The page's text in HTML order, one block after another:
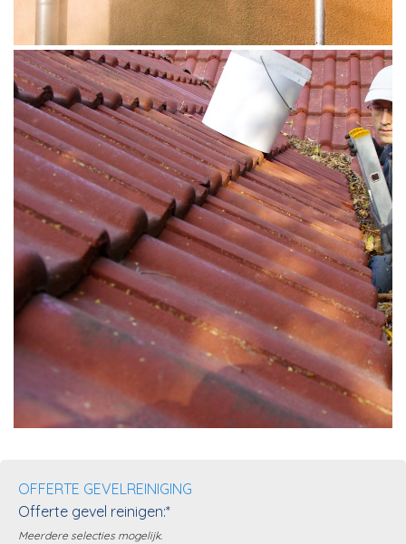
OFFERTE GEVELREINIGING
Offerte gevel reinigen:*
Meerdere selecties mogelijk.